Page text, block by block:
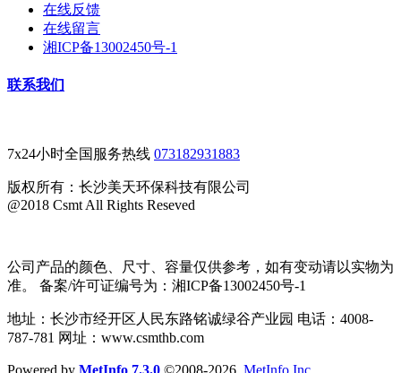
在线反馈
在线留言
湘ICP备13002450号-1
联系我们
7x24小时全国服务热线 073182931883
版权所有：长沙美天环保科技有限公司
@2018 Csmt All Rights Reseved
公司产品的颜色、尺寸、容量仅供参考，如有变动请以实物为
准。 备案/许可证编号为：湘ICP备13002450号-1
地址：长沙市经开区人民东路铭诚绿谷产业园 电话：4008-
787-781 网址：www.csmthb.com
Powered by MetInfo 7.3.0 ©2008-2026 MetInfo Inc.